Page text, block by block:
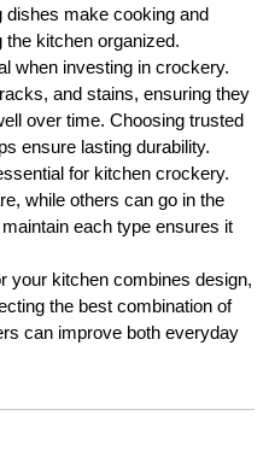
dishes make cooking and
kitchen organized.
when investing in crockery.
and stains, ensuring they
over time. Choosing trusted
ensure lasting durability.
for kitchen crockery.
while others can go in the
each type ensures it
your kitchen combines design,
the best combination of
can improve both everyday